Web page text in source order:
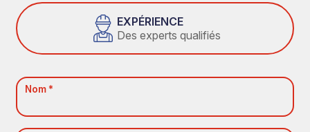
EXPÉRIENCE
Des experts qualifiés
Nom *